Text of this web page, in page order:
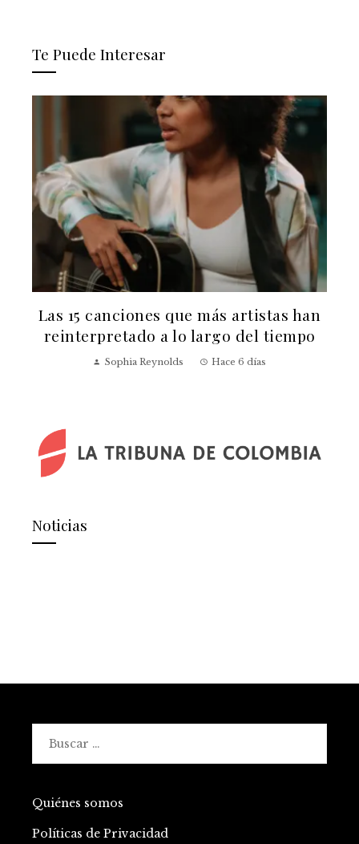
Te Puede Interesar
Las 15 canciones que más artistas han
reinterpretado a lo largo del tiempo
Sophia Reynolds Hace 6 días
Noticias
Quiénes somos
Políticas de Privacidad